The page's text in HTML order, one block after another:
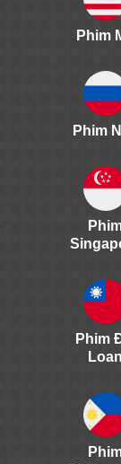
Phim
Phim
Phim
Loan